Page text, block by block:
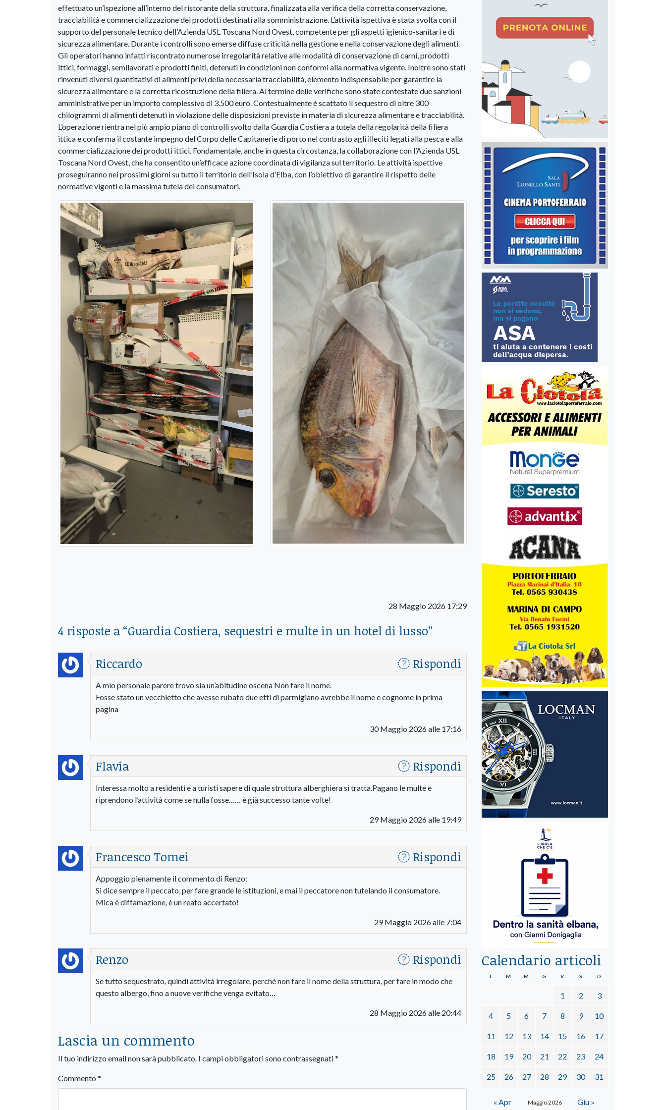
effettuato un’ispezione all’interno del ristorante della struttura, finalizzata alla verifica della corretta conservazione,
tracciabilità e commercializzazione dei prodotti destinati alla somministrazione. L’attività ispettiva è stata svolta con il
supporto del personale tecnico dell’Azienda USL Toscana Nord Ovest, competente per gli aspetti igienico-sanitari e di
sicurezza alimentare. Durante i controlli sono emerse diffuse criticità nella gestione e nella conservazione degli alimenti.
Gli operatori hanno infatti riscontrato numerose irregolarità relative alle modalità di conservazione di carni, prodotti
ittici, formaggi, semilavorati e prodotti finiti, detenuti in condizioni non conformi alla normativa vigente. Inoltre sono stati
rinvenuti diversi quantitativi di alimenti privi della necessaria tracciabilità, elemento indispensabile per garantire la
sicurezza alimentare e la corretta ricostruzione della filiera. Al termine delle verifiche sono state contestate due sanzioni
amministrative per un importo complessivo di 3.500 euro. Contestualmente è scattato il sequestro di oltre 300
chilogrammi di alimenti detenuti in violazione delle disposizioni previste in materia di sicurezza alimentare e tracciabilità.
L’operazione rientra nel più ampio piano di controlli svolto dalla Guardia Costiera a tutela della regolarità della filiera
ittica e conferma il costante impegno del Corpo delle Capitanerie di porto nel contrasto agli illeciti legati alla pesca e alla
commercializzazione dei prodotti ittici. Fondamentale, anche in questa circostanza, la collaborazione con l’Azienda USL
Toscana Nord Ovest, che ha consentito un’efficace azione coordinata di vigilanza sul territorio. Le attività ispettive
proseguiranno nei prossimi giorni su tutto il territorio dell’Isola d’Elba, con l’obiettivo di garantire il rispetto delle
normative vigenti e la massima tutela dei consumatori.
28 Maggio 2026 17:29
4 risposte a “Guardia Costiera, sequestri e multe in un hotel di lusso”
Riccardo
Rispondi
A mio personale parere trovo sia un’abitudine oscena Non fare il nome.
Fosse stato un vecchietto che avesse rubato due etti di parmigiano avrebbe il nome e cognome in prima
pagina
30 Maggio 2026 alle 17:16
Flavia Rispondi
Interessa molto a residenti e a turisti sapere di quale struttura alberghiera si tratta.Pagano le multe e
riprendono l’attività come se nulla fosse…… è già successo tante volte!
29 Maggio 2026 alle 19:49
Francesco Tomei Rispondi
Appoggio pienamente il commento di Renzo:
Si dice sempre il peccato, per fare grande le istituzioni, e mai il peccatore non tutelando il consumatore.
Mica è diffamazione, è un reato accertato!
29 Maggio 2026 alle 7:04
Renzo Rispondi
Se tutto sequestrato, quindi attività irregolare, perché non fare il nome della struttura, per fare in modo che
questo albergo, fino a nuove verifiche venga evitato…
28 Maggio 2026 alle 20:44
Lascia un commento
Il tuo indirizzo email non sarà pubblicato. I campi obbligatori sono contrassegnati*
Commento *
Calendario articoli
Maggio 2026
L M M G V S D
1 2 3
4 5 6 7 8 9 10
11 12 13 14 15 16 17
18 19 20 21 22 23 24
25 26 27 28 29 30 31
« Apr Giu »